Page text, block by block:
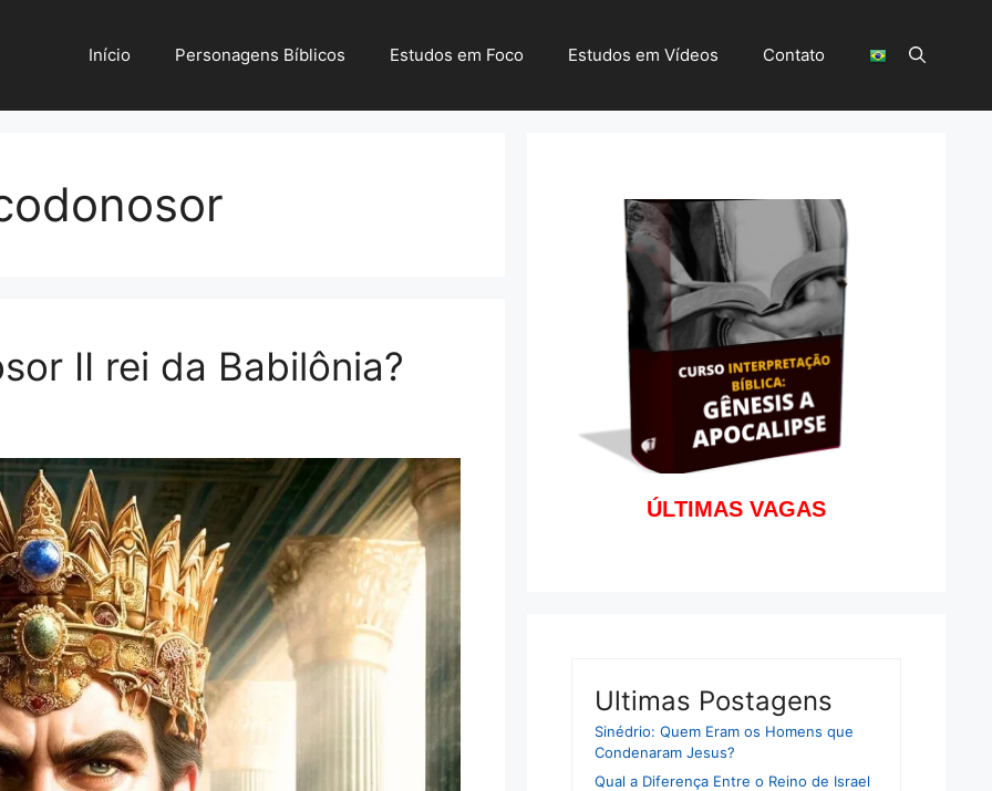
Início Personagens Bíblicos Estudos em Foco Estudos em Vídeos Contato
II rei da Babilônia?
ÚLTIMAS VAGAS
Ultimas Postagens
Sinédrio: Quem Eram os Homens que
Condenaram Jesus?
Qual a Diferença Entre o Reino de Israel